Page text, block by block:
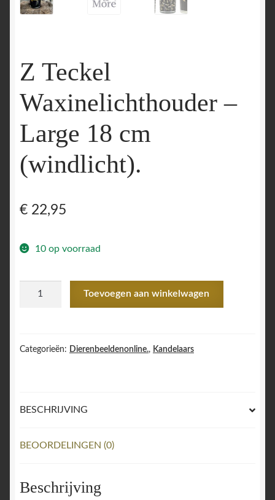
Z Teckel
Waxinelichthouder –
Large 18 cm
(windlicht).
€ 22,95
10 op voorraad
Large
aantal
Toevoegen aan winkelwagen
Categorieën: Dierenbeeldenonline., Kandelaars
BESCHRIJVING
BEOORDELINGEN (0)
Beschrijving